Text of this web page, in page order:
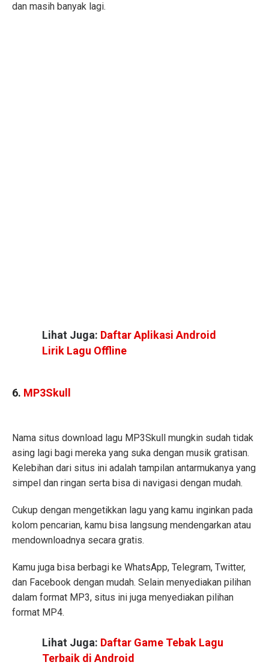
dan masih banyak lagi.
Lihat Juga: Daftar Aplikasi Android
Lirik Lagu Offline
6. MP3Skull
Nama situs download lagu MP3Skull mungkin sudah tidak
asing lagi bagi mereka yang suka dengan musik gratisan.
Kelebihan dari situs ini adalah tampilan antarmukanya yang
simpel dan ringan serta bisa di navigasi dengan mudah.
Cukup dengan mengetikkan lagu yang kamu inginkan pada
kolom pencarian, kamu bisa langsung mendengarkan atau
mendownloadnya secara gratis.
Kamu juga bisa berbagi ke WhatsApp, Telegram, Twitter,
dan Facebook dengan mudah. Selain menyediakan pilihan
dalam format MP3, situs ini juga menyediakan pilihan
format MP4.
Lihat Juga: Daftar Game Tebak Lagu
Terbaik di Android